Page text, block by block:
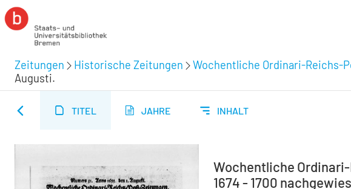
Zeitungen Historische Zeitungen Wochentliche Ordinari-Reichs-
Augusti.
TITEL JAHRE INHALT
Wochentliche
1674 - 1700